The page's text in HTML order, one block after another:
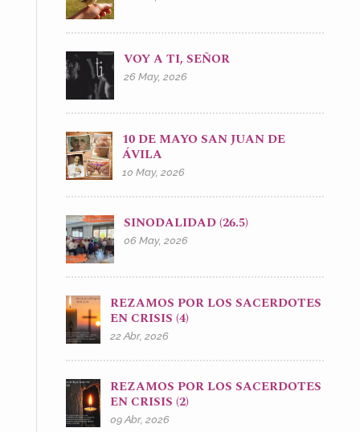
VOY A TI, SEÑOR
26 May, 2026
10 DE MAYO SAN JUAN DE
ÁVILA
10 May, 2026
SINODALIDAD (26.5)
06 May, 2026
REZAMOS POR LOS SACERDOTES
EN CRISIS (4)
22 Abr, 2026
REZAMOS POR LOS SACERDOTES
EN CRISIS (2)
09 Abr, 2026